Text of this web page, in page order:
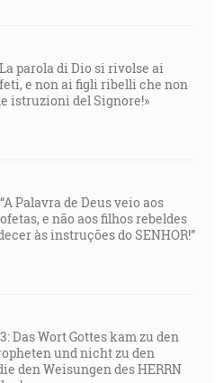
parola di Dio si rivolse ai
e non ai figli ribelli che non
istruzioni del Signore!»
Palavra de Deus veio aos
e não aos filhos rebeldes
às instruções do SENHOR!”
Das Wort Gottes kam zu den
und nicht zu den
den Weisungen des HERRN